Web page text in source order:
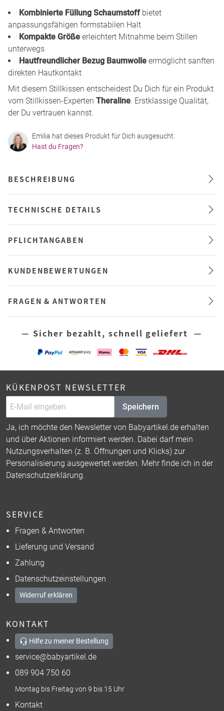
Kombinierte Füllung Schaumstoffbietet
anpassungsfähigen formstabilen Halt
Kompakte Größe erleichtert Mitnahme beim Stillen
unterwegs
Hautfreundlicher Bezug Baumwolle ermöglicht sanften
direkten Hautkontakt
Mit diesem Stillkissen entscheidest Du Dich für ein Produkt
vom Stillkissen-Experten Theraline. Erstklassige Qualität,
der Du vertrauen kannst.
Emilia hat dieses Produkt für Dich ausgesucht.
Hast du Fragen?
BESCHREIBUNG
TECHNISCHE DETAILS
PFLICHTANGABEN
KUNDENBEWERTUNGEN
FRAGEN & ANTWORTEN
— Sicher bezahlt, schnell geliefert —
KÜKENPOST NEWSLETTER
Speichern
Ja, ich möchte den Newsletter von Babyartikel.de erhalten
und über Aktionen informiert werden. Dabei darf mein
Nutzungsverhalten (z. B. Öffnungen und Klicks) zur
Personalisierung ausgewertet werden. Mehr finde ich in der
Datenschutzerklärung.
SERVICE
Fragen & Antworten
Lieferung und Versand
Zahlung
Datenschutzeinstellungen
Widerruf erklären
KONTAKT
Hilfe zu meiner Bestellung
service@babyartikel.de
089 904 750 60
Montag bis Freitag von 9 bis 15 Uhr
Kontakt